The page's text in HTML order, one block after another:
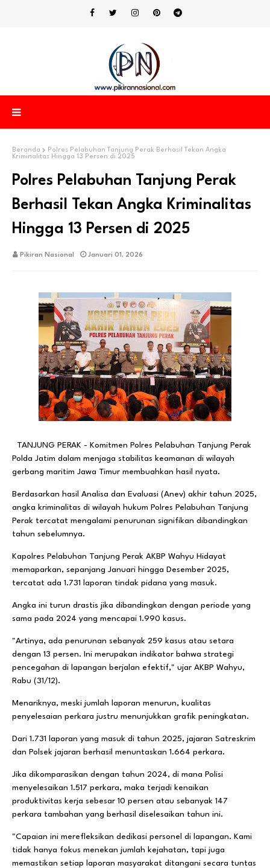
Beranda
Polres Pelabuhan Tanjung Perak Berhasil Tekan Angka
Kriminalitas Hingga 13 Persen di 2025
Polres Pelabuhan Tanjung Perak
Berhasil Tekan Angka Kriminalitas
Hingga 13 Persen di 2025
Pikiran Nasional Januari 01, 2026
TANJUNG PERAK - Komitmen Polres Pelabuhan Tanjung Perak
Polda Jatim dalam menjaga stabilitas keamanan di wilayah
gerbang maritim Jawa Timur membuahkan hasil nyata.
Berdasarkan hasil Analisa dan Evaluasi (Anev) akhir tahun 2025,
angka kriminalitas di wilayah hukum Polres Pelabuhan Tanjung
Perak tercatat mengalami penurunan signifikan dibandingkan
tahun sebelumnya.
Kapolres Pelabuhan Tanjung Perak AKBP Wahyu Hidayat
memaparkan, sepanjang Januari hingga Desember 2025,
tercatat ada 1.731 laporan tindak pidana yang masuk.
Angka ini turun drastis jika dibandingkan dengan periode yang
sama pada 2024 yang mencapai 1.990 kasus.
"Artinya, ada penurunan sebanyak 259 kasus atau setara
dengan 13 persen. Ini merupakan indikator bahwa strategi
pencegahan di lapangan berjalan efektif," ujar AKBP Wahyu,
Rabu (31/12).
Menariknya, meski jumlah laporan menurun, kualitas
penyelesaian perkara justru menunjukkan grafik peningkatan.
Dari 1.731 laporan yang masuk di tahun 2025, jajaran Satreskrim
dan Polsek jajaran berhasil menuntaskan 1.664 perkara.
Jika dikomparasikan dengan tahun 2024, di mana Polisi
menyelesaikan 1.517 perkara, maka terjadi kenaikan
produktivitas kerja sebesar 10 persen atau sebanyak 147
perkara tambahan yang berhasil diselesaikan tahun ini.
"Capaian ini merefleksikan dedikasi personel di lapangan. Kami
tidak hanya fokus menekan jumlah kejahatan, tapi juga
memastikan setiap laporan masyarakat ditangani secara tuntas